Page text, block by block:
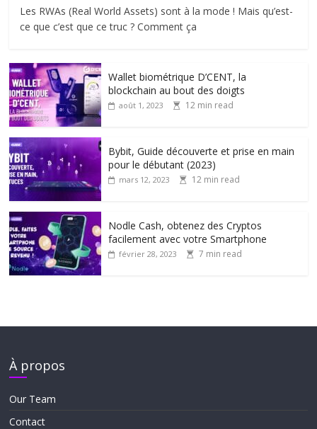
Les RWAs (Real World Assets) sont à la mode ! Mais qu’est-
ce que c’est que ce truc ? Comment ça
Wallet biométrique D’CENT, la
blockchain au bout des doigts
août 1, 2023 12 min read
Bybit, Guide découverte et prise en main
pour le débutant (2023)
mars 12, 2023 12 min read
Nodle Cash, obtenez des Cryptos
facilement avec votre Smartphone
février 28, 2023 7 min read
À propos
Our Team
Contact